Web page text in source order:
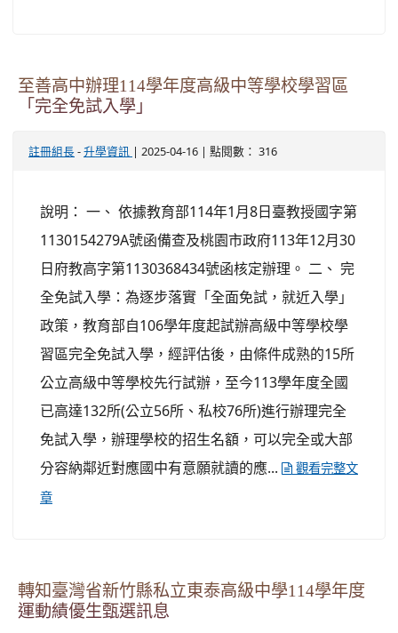
至善高中辦理114學年度高級中等學校學習區
「完全免試入學」
註冊組長 - 升學資訊 | 2025-04-16 | 點閱數： 316
說明： 一、 依據教育部114年1月8日臺教授國字第
1130154279A號函備查及桃園市政府113年12月30
日府教高字第1130368434號函核定辦理。 二、 完
全免試入學：為逐步落實「全面免試，就近入學」
政策，教育部自106學年度起試辦高級中等學校學
習區完全免試入學，經評估後，由條件成熟的15所
公立高級中等學校先行試辦，至今113學年度全國
已高達132所(公立56所、私校76所)進行辦理完全
免試入學，辦理學校的招生名額，可以完全或大部
分容納鄰近對應國中有意願就讀的應...
觀看完整文
章
轉知臺灣省新竹縣私立東泰高級中學114學年度
運動績優生甄選訊息